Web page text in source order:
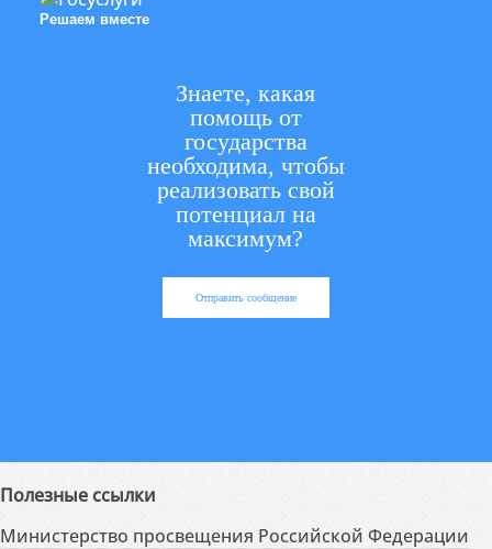
Решаем вместе
Знаете, какая
помощь от
государства
необходима, чтобы
реализовать свой
потенциал на
максимум?
Отправить сообщение
Полезные ссылки
Министерство просвещения Российской Федерации